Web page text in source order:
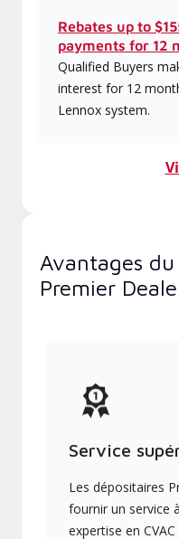
Rebates up to
payments for 12
Qualified Buyers
interest for 12
Lennox system.
Avantages
Premier
Service
Les dépositaires
fournir un service
expertise en